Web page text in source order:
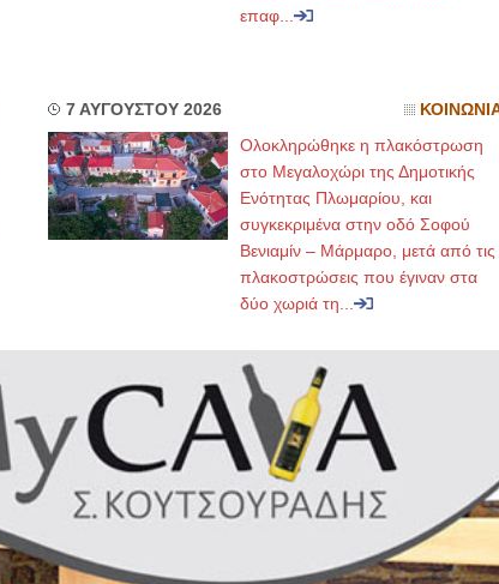
επαφ...
7 ΑΥΓΟΥΣΤΟΥ 2026
Ολοκληρώθηκε η πλακόστρωση
στο Μεγαλοχώρι της Δημοτικής
Ενότητας Πλωμαρίου, και
συγκεκριμένα στην οδό Σοφού
Βενιαμίν – Μάρμαρο, μετά από τις
πλακοστρώσεις που έγιναν στα
δύο χωριά τη...